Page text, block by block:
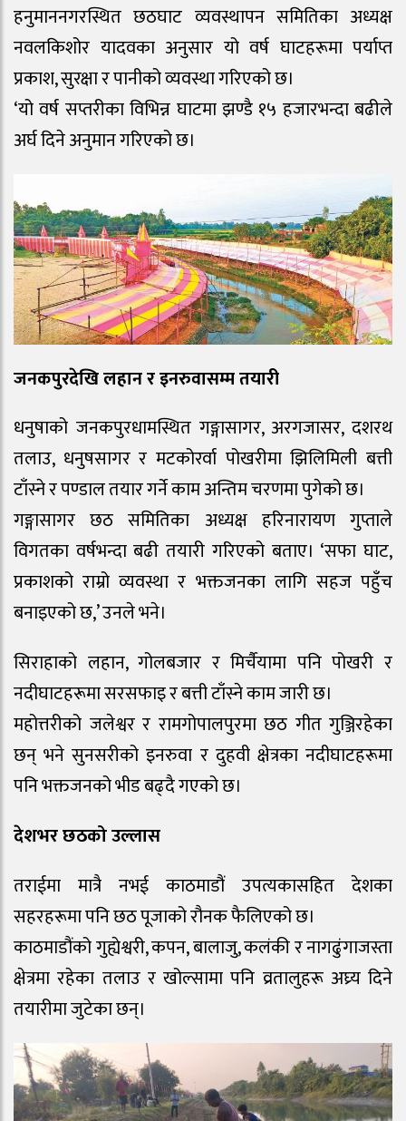
हनुमाननगरस्थित छठघाट व्यवस्थापन समितिका अध्यक्ष
नवलकिशोर यादवका अनुसार यो वर्ष घाटहरूमा पर्याप्त
प्रकाश, सुरक्षा र पानीको व्यवस्था गरिएको छ।
‘यो वर्ष सप्तरीका विभिन्न घाटमा झण्डै १५ हजारभन्दा बढीले
अर्घ दिने अनुमान गरिएको छ।
जनकपुरदेखि लहान र इनरुवासम्म तयारी
धनुषाको जनकपुरधामस्थित गङ्गासागर, अरगजासर, दशरथ
तलाउ, धनुषसागर र मटकोरर्वा पोखरीमा झिलिमिली बत्ती
टाँस्ने र पण्डाल तयार गर्ने काम अन्तिम चरणमा पुगेको छ।
गङ्गासागर छठ समितिका अध्यक्ष हरिनारायण गुप्ताले
विगतका वर्षभन्दा बढी तयारी गरिएको बताए। ‘सफा घाट,
प्रकाशको राम्रो व्यवस्था र भक्तजनका लागि सहज पहुँच
बनाइएको छ,’ उनले भने।
सिराहाको लहान, गोलबजार र मिर्चैयामा पनि पोखरी र
नदीघाटहरूमा सरसफाइ र बत्ती टाँस्ने काम जारी छ।
महोत्तरीको जलेश्वर र रामगोपालपुरमा छठ गीत गुञ्जिरहेका
छन् भने सुनसरीको इनरुवा र दुहवी क्षेत्रका नदीघाटहरूमा
पनि भक्तजनको भीड बढ्दै गएको छ।
देशभर छठको उल्लास
तराईमा मात्रै नभई काठमाडौं उपत्यकासहित देशका
सहरहरूमा पनि छठ पूजाको रौनक फैलिएको छ।
काठमाडौंको गुह्येश्वरी, कपन, बालाजु, कलंकी र नागढुंगाजस्ता
क्षेत्रमा रहेका तलाउ र खोल्सामा पनि व्रतालुहरू अघ्र्य दिने
तयारीमा जुटेका छन्।